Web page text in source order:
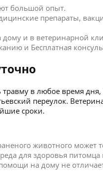
большой опыт.
препараты,
дому и в ветеринарной
и Бесплатная
в любое время
переулок.
сроки.
животного
для здоровья питомца
на дому не